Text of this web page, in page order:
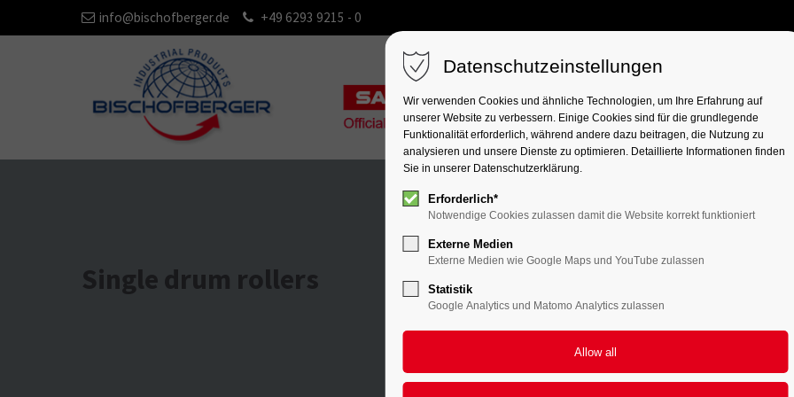
info@bischofberger.de +49 6293 9215 - 0
HOME SERVICES PRODUCTS
Single drum rollers
Datenschutzeinstellungen
Wir verwenden Cookies und ähnliche Technologien, um Ihre Erfahrung auf
unserer Website zu verbessern. Einige Cookies sind für die grundlegende
Funktionalität erforderlich, während andere dazu beitragen, die Nutzung zu
analysieren und unsere Dienste zu optimieren. Detaillierte Informationen finden
Sie in unserer Datenschutzerklärung.
Erforderlich*
Notwendige Cookies zulassen damit die Website korrekt funktioniert
Externe Medien
Externe Medien wie Google Maps und YouTube zulassen
Statistik
Google Analytics und Matomo Analytics zulassen